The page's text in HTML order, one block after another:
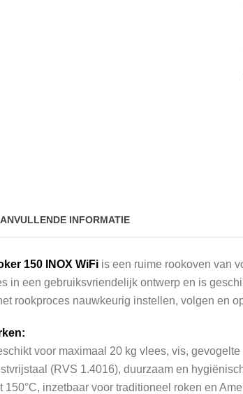
INFORMATIE
150 INOX WiFi is een ruime rookoven van
in een gebruiksvriendelijk ontwerp en is
rookproces nauwkeurig instellen, volgen en
voor maximaal 20 kg vlees, vis, gevogelte
(RVS 1.4016), duurzaam en
150°C, inzetbaar voor traditioneel roken en